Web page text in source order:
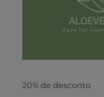
20% de desconto